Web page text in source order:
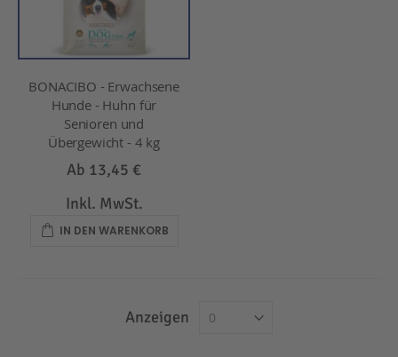
BONACIBO - Erwachsene
Hunde - Huhn für
Senioren und
Übergewicht - 4 kg
Ab 13,45 €
Inkl. MwSt.
IN DEN WARENKORB
Anzeigen